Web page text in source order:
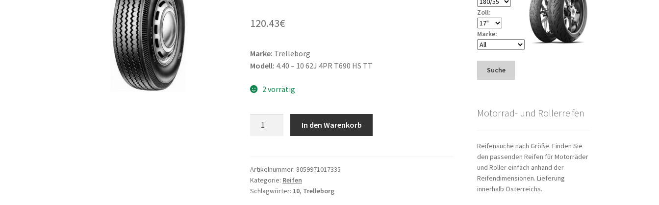
120.43€
Marke: Trelleborg
Modell: 4.40 – 10 62J 4PR T690 HS TT
2 vorrätig
62J
4PR
T690
In den Warenkorb
Artikelnummer: 8059971017335
Kategorie: Reifen
Schlagwörter: 10, Trelleborg
Zoll:
Marke:
Suche
Motorrad- und Rollerreifen
Reifensuche nach Größe. Finden Sie
den passenden Reifen für Motorräder
und Roller einfach anhand der
Reifendimensionen. Lieferung
innerhalb Österreichs.